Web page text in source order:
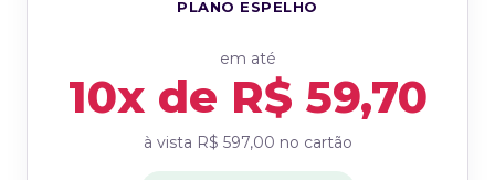
PLANO ESPELHO
em até
10x de R$ 59,70
à vista R$ 597,00 no cartão